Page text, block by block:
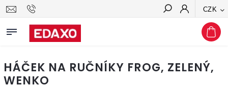
CZK
Hledat
HÁČEK NA RUČNÍKY FROG, ZELENÝ,
WENKO